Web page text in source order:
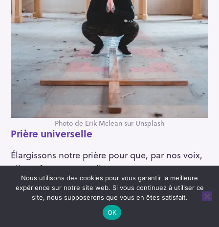
Photo de Erik Mclean sur Unsplash
Prière universelle
Élargissons notre prière pour que, par nos voix,
elle se fasse universelle
♫ Refrain
Que ton amour, Seigneur, soit sur nous
Comme notre espoir est en toi
Nous utilisons des cookies pour vous garantir la meilleure
expérience sur notre site web. Si vous continuez à utiliser ce
site, nous supposerons que vous en êtes satisfait.
OK